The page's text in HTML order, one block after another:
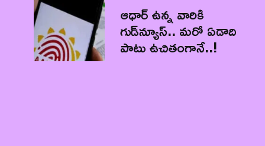
ఆధార్‌ ఉన్న వారికి
గుడ్‌న్యూస్.. మరో ఏడాది
పాటు ఉచితంగానే..!